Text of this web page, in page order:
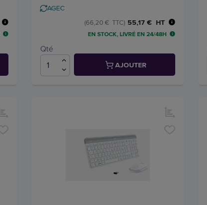
AGEC
55,17 € HT
(66,20 € TTC)
EN STOCK, LIVRÉ EN 24/48H
Qté
AJOUTER